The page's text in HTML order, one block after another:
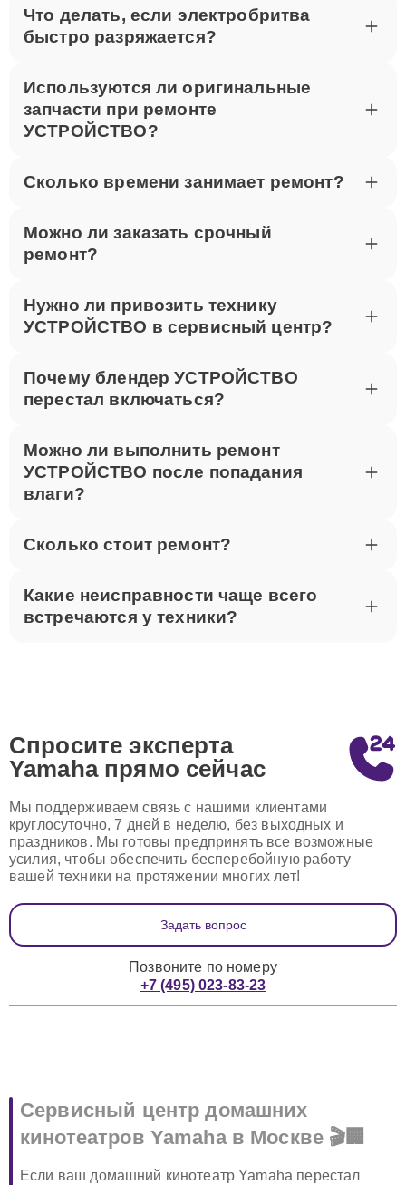
Что делать, если электробритва
быстро разряжается?
Используются ли оригинальные
запчасти при ремонте
УСТРОЙСТВО?
Сколько времени занимает ремонт?
Можно ли заказать срочный
ремонт?
Нужно ли привозить технику
УСТРОЙСТВО в сервисный центр?
Почему блендер УСТРОЙСТВО
перестал включаться?
Можно ли выполнить ремонт
УСТРОЙСТВО после попадания
влаги?
Сколько стоит ремонт?
Какие неисправности чаще всего
встречаются у техники?
Спросите эксперта
Yamaha прямо сейчас
Мы поддерживаем связь с нашими клиентами
круглосуточно, 7 дней в неделю, без выходных и
праздников. Мы готовы предпринять все возможные
усилия, чтобы обеспечить бесперебойную работу
вашей техники на протяжении многих лет!
Задать вопрос
Позвоните по номеру
+7 (495) 023-83-23
Сервисный центр домашних
кинотеатров Yamaha в Москве 🎬🏢
Если ваш домашний кинотеатр Yamaha перестал